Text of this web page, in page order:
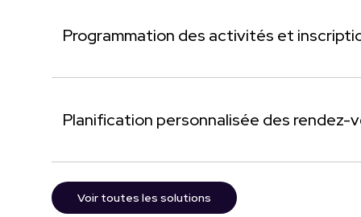
Programmation des activités et
Planification personnalisée des rendez-
Voir toutes les solutions